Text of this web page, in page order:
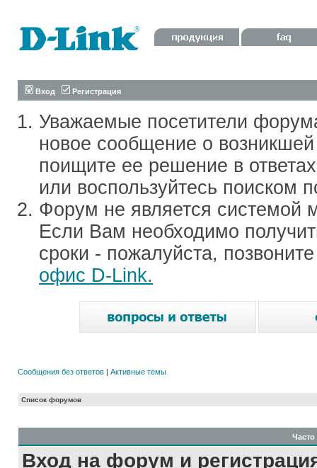
Вход Регистрация
Уважаемые посетители
новое сообщение о
поищите ее решение в
или воспользуйтесь поиском
Форум не является системой
Если Вам необходимо
сроки - пожалуйста,
офис D-Link.
Сообщения без ответов | Активные темы
Список форумов
Вход на форум и